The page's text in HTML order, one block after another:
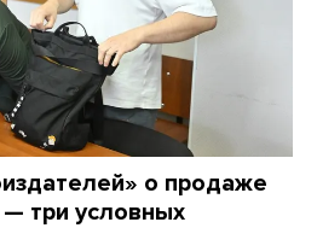
о продаже
три условных